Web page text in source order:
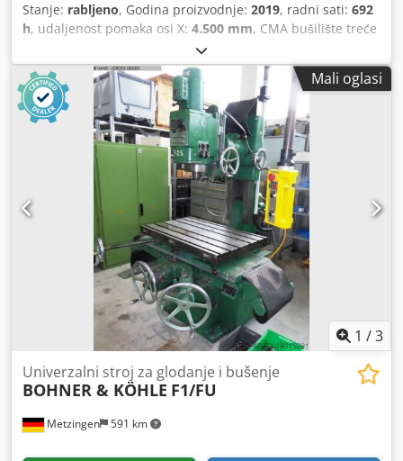
Stanje: rabljeno, Godina proizvodnje: 2019, radni sati: 692
h, udaljenost pomaka osi X: 4.500 mm, CMA bušilište treće
generacije za čelične profile i konstrukcijske dijelove,
proizvedeno 2019. godine, s ukupno oko 692 radna sata.
OMRON CNC upravljačka jedinica s dodirnim zaslonom,
programiranjem putem dijaloga i DIN/ISO programa, 4.500
mm hod po osi X, BT40 vreteno 50-4.000 o/min (13,1 kW, do
125 Nm) za bušenje do promjera 36 mm i navojno rezanje
do M24 u čeliku. Rad u cikličkom načinu za učitavanje
tijekom obrade, automatska izmjena alata s 10 pozicija, Z-
senzor za mjerenje visine i hlađenje putem vretena.
Potpuno funkcionalno. Dsdezmyzfopfx Akqokr
Mali oglasi
1 /3
Metzingen 591 km
Univerzalni stroj za glodanje i bušenje
BOHNER & KÖHLE F1/FU